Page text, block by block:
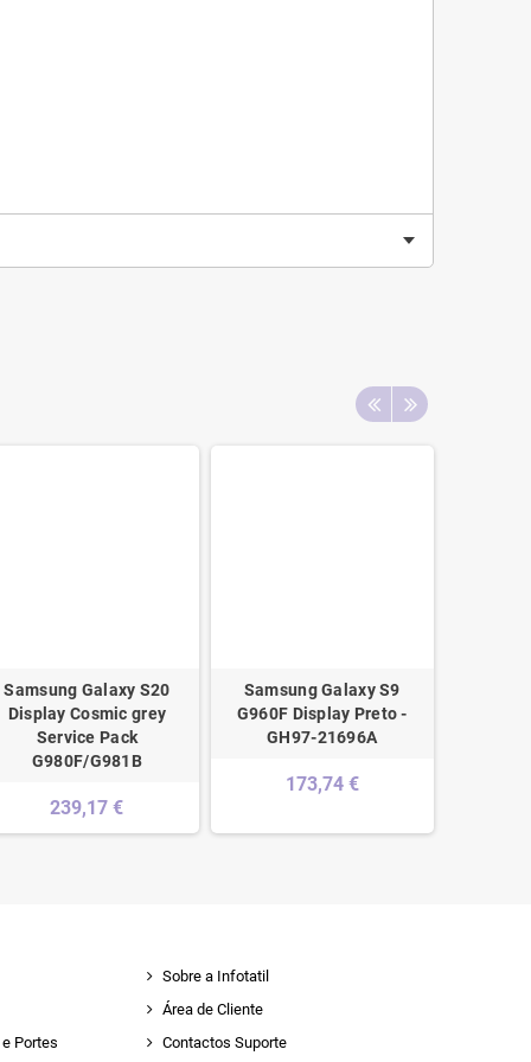
Samsung Galaxy S20
Display Cosmic grey
Service Pack
G980F/G981B
239,17 €
Samsung Galaxy S9
G960F Display Preto -
GH97-21696A
173,74 €
Portes
Sobre a Infotatil
Área de Cliente
Contactos Suporte